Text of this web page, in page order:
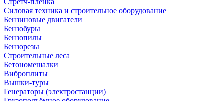
Стретч-пленка
Силовая техника и строительное оборудование
Бензиновые двигатели
Бензобуры
Бензопилы
Бензорезы
Строительные леса
Бетономешалки
Виброплиты
Вышки-туры
Генераторы (электростанции)